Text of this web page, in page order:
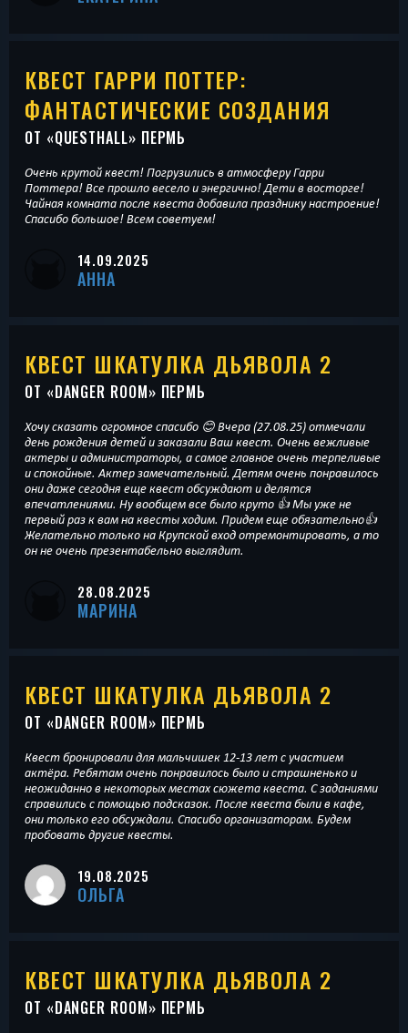
КВЕСТ ГАРРИ ПОТТЕР:
ФАНТАСТИЧЕСКИЕ СОЗДАНИЯ
ОТ «QUESTHALL» ПЕРМЬ
Очень крутой квест! Погрузились в атмосферу Гарри
Поттера! Все прошло весело и энергично! Дети в восторге!
Чайная комната после квеста добавила празднику настроение!
Спасибо большое! Всем советуем!
14.09.2025
АННА
КВЕСТ ШКАТУЛКА ДЬЯВОЛА 2
ОТ «DANGER ROOM» ПЕРМЬ
Хочу сказать огромное спасибо 😊 Вчера (27.08.25) отмечали
день рождения детей и заказали Ваш квест. Очень вежливые
актеры и администраторы, а самое главное очень терпеливые
и спокойные. Актер замечательный. Детям очень понравилось
они даже сегодня еще квест обсуждают и делятся
впечатлениями. Ну вообщем все было круто 👍 Мы уже не
первый раз к вам на квесты ходим. Придем еще обязательно👍
Желательно только на Крупской вход отремонтировать, а то
он не очень презентабельно выглядит.
28.08.2025
МАРИНА
КВЕСТ ШКАТУЛКА ДЬЯВОЛА 2
ОТ «DANGER ROOM» ПЕРМЬ
Квест бронировали для мальчишек 12-13 лет с участием
актёра. Ребятам очень понравилось было и страшненько и
неожиданно в некоторых местах сюжета квеста. С заданиями
справились с помощью подсказок. После квеста были в кафе,
они только его обсуждали. Спасибо организаторам. Будем
пробовать другие квесты.
19.08.2025
ОЛЬГА
КВЕСТ ШКАТУЛКА ДЬЯВОЛА 2
ОТ «DANGER ROOM» ПЕРМЬ